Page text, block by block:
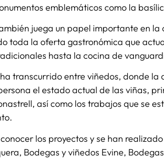
emblemáticos como la
juega un papel importante en la
toda la oferta gastronómica que
hasta la cocina de
transcurrido entre viñedos, donde la
el estado actual de las viñas,
así como los trabajos que se
los proyectos y se han
Bodegas y viñedos Evine,